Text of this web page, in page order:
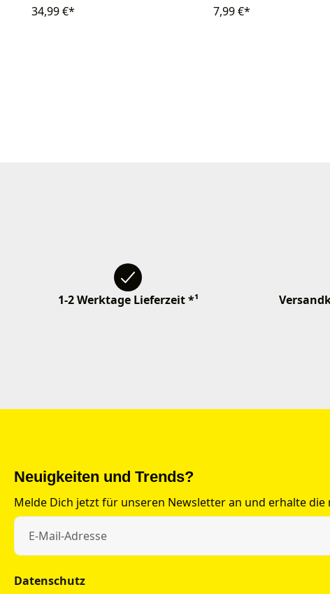
34,99 €*
7,99 €*
1-2 Werktage Lieferzeit *¹
Neuigkeiten und Trends?
Melde Dich jetzt für unseren Newsletter an und erhalte
Datenschutz